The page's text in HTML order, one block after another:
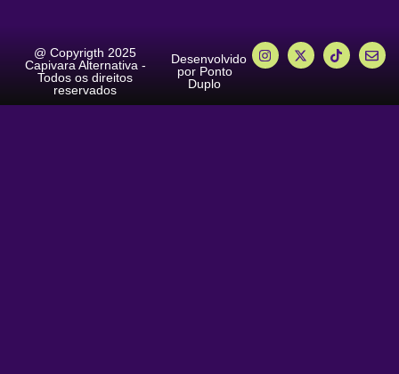
@ Copyrigth 2025
Capivara Alternativa -
Todos os direitos
reservados
Desenvolvido
por Ponto
Duplo